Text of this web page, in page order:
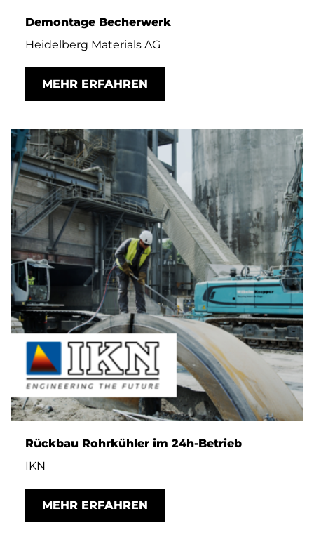
Demontage Becherwerk
Heidelberg Materials AG
MEHR ERFAHREN
Rückbau Rohrkühler im 24h-Betrieb
IKN
MEHR ERFAHREN